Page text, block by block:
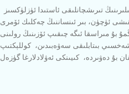
ئۈچۈن، بىر ئىنساننىڭ چەكلىك ئۆمرى
بۇ مىراسقا ئىگە چىقىپ ئۆزىنىڭ رولىنى
بىتابلىقى سەۋەبىدىن، كوللېكتىپ
بۇ دەۋىردە، كىيىنكى ئەۋلادلارغا گۈزەل
ساغلام ۋۇجۇد، تەڭرى تېغدەك تىك